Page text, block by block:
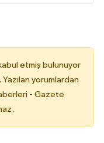
etmiş bulunuyor
yorumlardan
- Gazete